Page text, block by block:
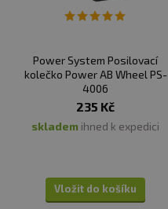
Power System Posilovací
kolečko Power AB Wheel PS-
4006
235 Kč
skladem ihned k expedici
Vložit do košíku